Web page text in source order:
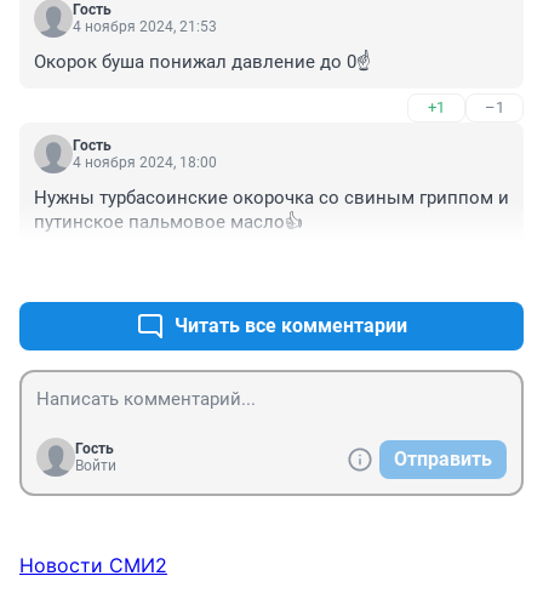
Гость
4 ноября 2024, 21:53
Окорок буша понижал давление до 0☝️
+1 –1
Гость
4 ноября 2024, 18:00
Нужны турбасоинские окорочка со свиным гриппом и
путинское пальмовое масло👍
Читать все комментарии
Гость
Войти
Отправить
Новости СМИ2